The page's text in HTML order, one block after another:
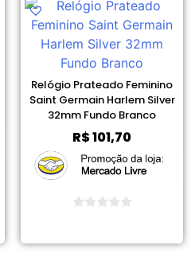
Relógio Prateado Feminino
Saint Germain Harlem Silver
32mm Fundo Branco
R$101,70